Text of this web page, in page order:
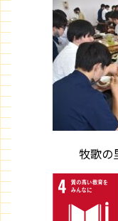
牧歌の